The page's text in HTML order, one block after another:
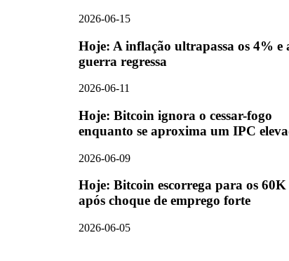
2026-06-15
Hoje: A inflação ultrapassa os 4% e
guerra regressa
2026-06-11
Hoje: Bitcoin ignora o cessar-fogo
enquanto se aproxima um IPC
2026-06-09
Hoje: Bitcoin escorrega para os 60K
após choque de emprego forte
2026-06-05